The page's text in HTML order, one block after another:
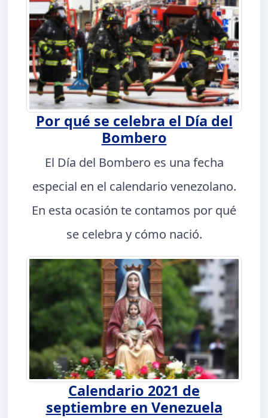
Por qué se celebra el Día del
Bombero
El Día del Bombero es una fecha
especial en el calendario venezolano.
En esta ocasión te contamos por qué
se celebra y cómo nació.
Calendario 2021 de
septiembre en Venezuela